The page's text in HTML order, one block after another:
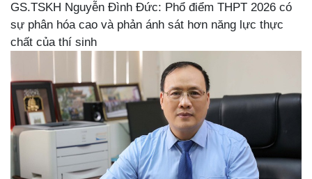
GS.TSKH Nguyễn Đình Đức: Phổ điểm THPT 2026 có
sự phân hóa cao và phản ánh sát hơn năng lực thực
chất của thí sinh